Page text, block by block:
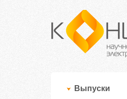
Выпуски